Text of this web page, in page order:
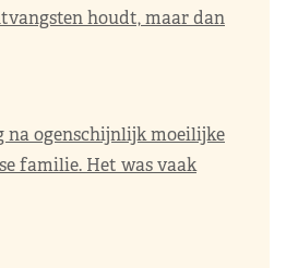
houdt, maar dan
na ogenschijnlijk moeilijke
familie. Het was vaak